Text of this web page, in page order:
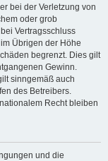
bei der Verletzung von
oder grob
Vertragsschluss
Übrigen der Höhe
begrenzt. Dies gilt
Gewinn.
sinngemäß auch
des Betreibers.
Recht bleiben
und die